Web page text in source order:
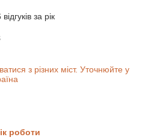
за рік
з різних міст. Уточнюйте у
роботи